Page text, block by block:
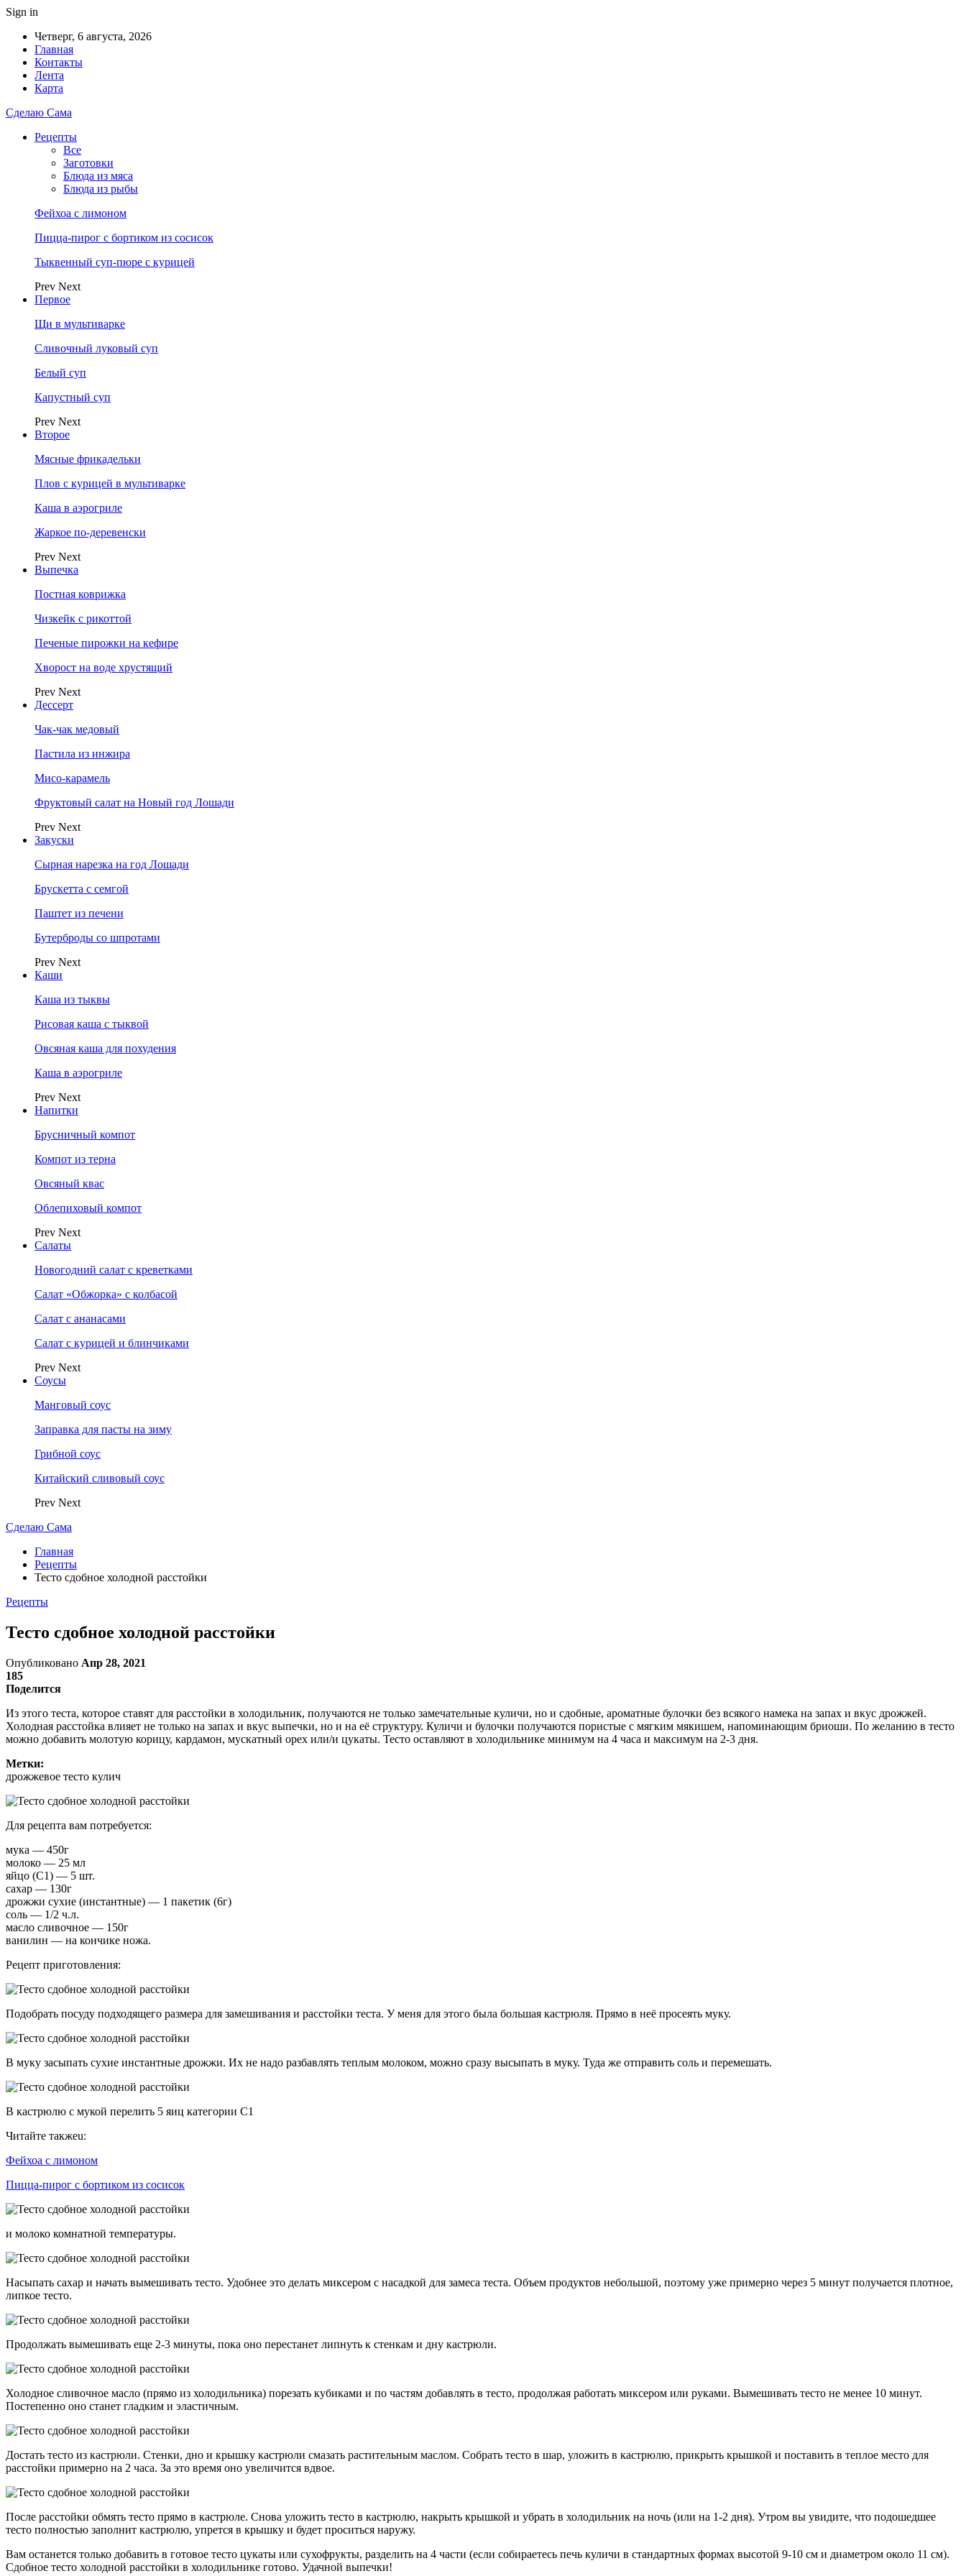
Sign in
Четверг, 6 августа, 2026
Главная
Контакты
Лента
Карта
Сделаю Сама
Рецепты
Все
Заготовки
Блюда из мяса
Блюда из рыбы
Фейхоа с лимоном
Пицца-пирог с бортиком из сосисок
Тыквенный суп-пюре с курицей
Prev Next
Первое
Щи в мультиварке
Сливочный луковый суп
Белый суп
Капустный суп
Prev Next
Второе
Мясные фрикадельки
Плов с курицей в мультиварке
Каша в аэрогриле
Жаркое по-деревенски
Prev Next
Выпечка
Постная коврижка
Чизкейк с рикоттой
Печеные пирожки на кефире
Хворост на воде хрустящий
Prev Next
Дессерт
Чак-чак медовый
Пастила из инжира
Мисо-карамель
Фруктовый салат на Новый год Лошади
Prev Next
Закуски
Сырная нарезка на год Лошади
Брускетта с семгой
Паштет из печени
Бутерброды со шпротами
Prev Next
Каши
Каша из тыквы
Рисовая каша с тыквой
Овсяная каша для похудения
Каша в аэрогриле
Prev Next
Напитки
Брусничный компот
Компот из терна
Овсяный квас
Облепиховый компот
Prev Next
Салаты
Новогодний салат с креветками
Салат «Обжорка» с колбасой
Салат с ананасами
Салат с курицей и блинчиками
Prev Next
Соусы
Манговый соус
Заправка для пасты на зиму
Грибной соус
Китайский сливовый соус
Prev Next
Сделаю Сама
Главная
Рецепты
Тесто сдобное холодной расстойки
Рецепты
Тесто сдобное холодной расстойки
Опубликовано Апр 28, 2021
185
Поделится
Из этого теста, которое ставят для расстойки в холодильник, получаются не только замечательные куличи, но и сдобные, ароматные булочки без всякого намека на запах и вкус дрожжей.
Холодная расстойка влияет не только на запах и вкус выпечки, но и на её структуру. Куличи и булочки получаются пористые с мягким мякишем, напоминающим бриоши. По желанию в тесто
можно добавить молотую корицу, кардамон, мускатный орех или/и цукаты. Тесто оставляют в холодильнике минимум на 4 часа и максимум на 2-3 дня.
Метки:
дрожжевое тесто кулич
Для рецепта вам потребуется:
мука — 450г
молоко — 25 мл
яйцо (C1) — 5 шт.
сахар — 130г
дрожжи сухие (инстантные) — 1 пакетик (6г)
соль — 1/2 ч.л.
масло сливочное — 150г
ванилин — на кончике ножа.
Рецепт приготовления:
Подобрать посуду подходящего размера для замешивания и расстойки теста. У меня для этого была большая кастрюля. Прямо в неё просеять муку.
В муку засыпать сухие инстантные дрожжи. Их не надо разбавлять теплым молоком, можно сразу высыпать в муку. Туда же отправить соль и перемешать.
В кастрюлю с мукой перелить 5 яиц категории С1
Читайте такжеu:
Фейхоа с лимоном
Пицца-пирог с бортиком из сосисок
и молоко комнатной температуры.
Насыпать сахар и начать вымешивать тесто. Удобнее это делать миксером с насадкой для замеса теста. Объем продуктов небольшой, поэтому уже примерно через 5 минут получается плотное,
липкое тесто.
Продолжать вымешивать еще 2-3 минуты, пока оно перестанет липнуть к стенкам и дну кастрюли.
Холодное сливочное масло (прямо из холодильника) порезать кубиками и по частям добавлять в тесто, продолжая работать миксером или руками. Вымешивать тесто не менее 10 минут.
Постепенно оно станет гладким и эластичным.
Достать тесто из кастрюли. Стенки, дно и крышку кастрюли смазать растительным маслом. Собрать тесто в шар, уложить в кастрюлю, прикрыть крышкой и поставить в теплое место для
расстойки примерно на 2 часа. За это время оно увеличится вдвое.
После расстойки обмять тесто прямо в кастрюле. Снова уложить тесто в кастрюлю, накрыть крышкой и убрать в холодильник на ночь (или на 1-2 дня). Утром вы увидите, что подошедшее
тесто полностью заполнит кастрюлю, упрется в крышку и будет проситься наружу.
Вам останется только добавить в готовое тесто цукаты или сухофрукты, разделить на 4 части (если собираетесь печь куличи в стандартных формах высотой 9-10 см и диаметром около 11 см).
Сдобное тесто холодной расстойки в холодильнике готово. Удачной выпечки!